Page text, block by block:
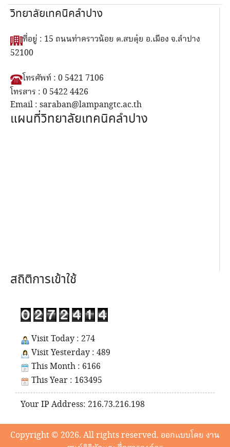
วิทยาลัยเทคนิคลำปาง
ที่อยู่ : 15 ถนนท่าคราวน้อย ต.สบตุ๋ย อ.เมือง จ.ลำปาง
52100
โทรศัพท์ : 0 5421 7106
โทรสาร : 0 5422 4426
Email : saraban@lampangtc.ac.th
แผนที่วิทยาลัยเทคนิคลำปาง
สถิติการเข้าใช้
Visit Today : 274
Visit Yesterday : 489
This Month : 6166
This Year : 163495
Your IP Address: 216.73.216.198
Copyright © 2026. All rights reserved. ออกแบบโดย งาน